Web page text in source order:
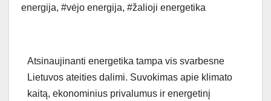
energija, #vėjo energija, #žalioji energetika
Atsinaujinanti energetika tampa vis svarbesne
Lietuvos ateities dalimi. Suvokimas apie klimato
kaitą, ekonominius privalumus ir energetinį